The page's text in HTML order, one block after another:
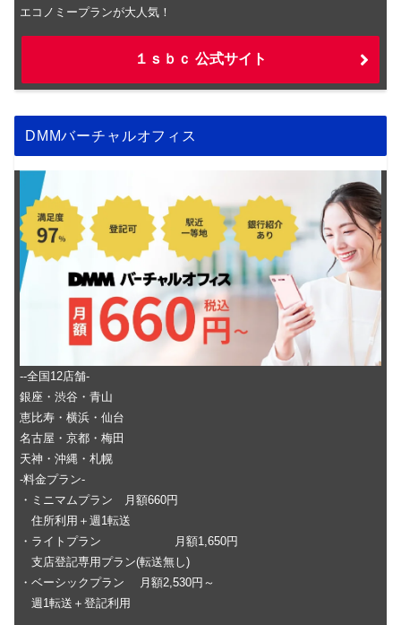
エコノミープランが大人気！
１ｓｂｃ 公式サイト
DMMバーチャルオフィス
‐-全国12店舗-
銀座・渋谷・青山
恵比寿・横浜・仙台
名古屋・京都・梅田
天神・沖縄・札幌
-料金プラン-
・ミニマムプラン 月額660円
住所利用＋週1転送
・ライトプラン 月額1,650円
支店登記専用プラン(転送無し)
・ベーシックプラン 月額2,530円～
週1転送＋登記利用